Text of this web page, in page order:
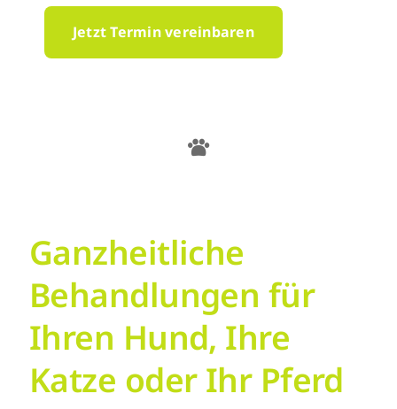
Jetzt Termin vereinbaren
Ganzheitliche
Behandlungen für
Ihren Hund, Ihre
Katze oder Ihr Pferd